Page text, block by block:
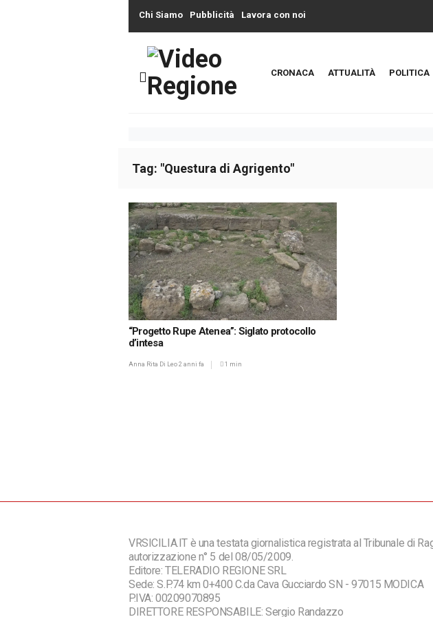
Chi Siamo Pubblicità Lavora con noi
CRONACA ATTUALITÀ POLITICA
Tag: "Questura di Agrigento"
“Progetto Rupe Atenea”: Siglato protocollo
d’intesa
Anna Rita Di Leo 2 anni fa 1 min
VRSICILIA.IT è una testata giornalistica registrata al Tribunale di
autorizzazione n° 5 del 08/05/2009.
Editore: TELERADIO REGIONE SRL
Sede: S.P.74 km 0+400 C.da Cava Gucciardo SN - 97015 MODICA
P.IVA: 00209070895
DIRETTORE RESPONSABILE: Sergio Randazzo